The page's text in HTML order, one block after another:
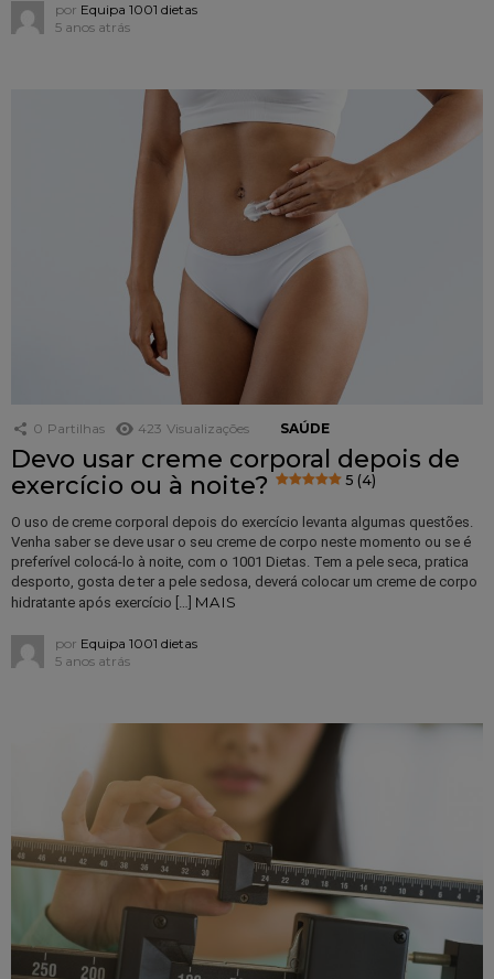
por Equipa 1001 dietas
5 anos atrás
0 Partilhas 423 Visualizações SAÚDE
Devo usar creme corporal depois de
exercício ou à noite?
5 (4)
O uso de creme corporal depois do exercício levanta algumas questões.
Venha saber se deve usar o seu creme de corpo neste momento ou se é
preferível colocá-lo à noite, com o 1001 Dietas. Tem a pele seca, pratica
desporto, gosta de ter a pele sedosa, deverá colocar um creme de corpo
hidratante após exercício […] MAIS
por Equipa 1001 dietas
5 anos atrás